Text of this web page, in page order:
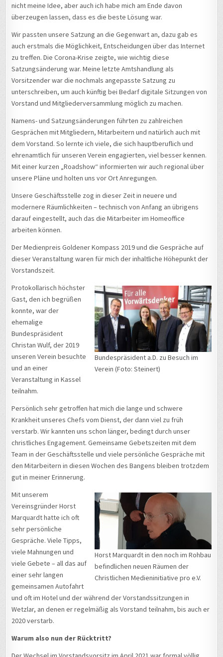
nicht meine Idee, aber auch ich habe mich am Ende davon
überzeugen lassen, dass es die beste Lösung war.
Wir passten unsere Satzung an die Gegenwart an, dazu gab es
auch erstmals die Möglichkeit, Entscheidungen über das Internet
zu treffen. Die Corona-Krise zeigte, wie wichtig diese
Satzungsänderung war. Meine letzte Amtshandlung als
Vorsitzender war die nochmals angepasste Satzung zu
unterschreiben, um auch künftig bei Bedarf digitale Sitzungen von
Vorstand und Mitgliederversammlung möglich zu machen.
Namens- und Satzungsänderungen führten zu zahlreichen
Gesprächen mit Mitgliedern, Mitarbeitern und natürlich auch mit
dem Vorstand. So lernte ich viele, die sich hauptberuflich und
ehrenamtlich für unseren Verein engagierten, viel besser kennen.
Mit einer kurzen „Roadshow“ informierten wir auch regional über
unsere Pläne und holten uns vor Ort Anregungen.
Unsere Geschäftsstelle zog in dieser Zeit in neuere und
modernere Räumlichkeiten – technisch von Anfang an übrigens
darauf eingestellt, auch das die Mitarbeiter im Homeoffice
arbeiten können.
Der Medienpreis Goldener Kompass 2019 und die Gespräche auf
dieser Veranstaltung waren für mich der inhaltliche Höhepunkt der
Vorstandszeit.
Bundespräsident a.D. zu Besuch im
Verein (Foto: Steinert)
Protokollarisch höchster
Gast, den ich begrüßen
konnte, war der
ehemalige
Bundespräsident
Christan Wulf, der 2019
unseren Verein besuchte
und an einer
Veranstaltung in Kassel
teilnahm.
Persönlich sehr getroffen hat mich die lange und schwere
Krankheit unseres Chefs vom Dienst, der dann viel zu früh
verstarb. Wir kannten uns schon länger, bedingt durch unser
christliches Engagement. Gemeinsame Gebetszeiten mit dem
Team in der Geschäftsstelle und viele persönliche Gespräche mit
den Mitarbeitern in diesen Wochen des Bangens bleiben trotzdem
gut in meiner Erinnerung.
Horst Marquardt in den noch im Rohbau
befindlichen neuen Räumen der
Christlichen Medieninitiative pro e.V.
Mit unserem
Vereinsgründer Horst
Marquardt hatte ich oft
sehr persönliche
Gespräche. Viele Tipps,
viele Mahnungen und
viele Gebete – all das auf
einer sehr langen
gemeinsamen Autofahrt
und oft im Hotel und der während der Vorstandssitzungen in
Wetzlar, an denen er regelmäßig als Vorstand teilnahm, bis auch er
2020 verstarb.
Warum also nun der Rücktritt?